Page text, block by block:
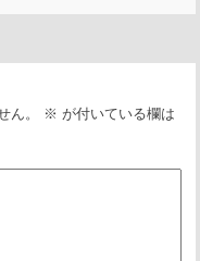
ん。 ※ が付いている欄は